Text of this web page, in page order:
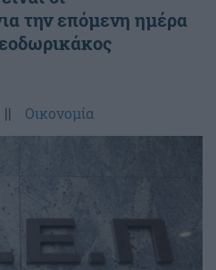
την επόμενη ημέρα
|| Οικονομία